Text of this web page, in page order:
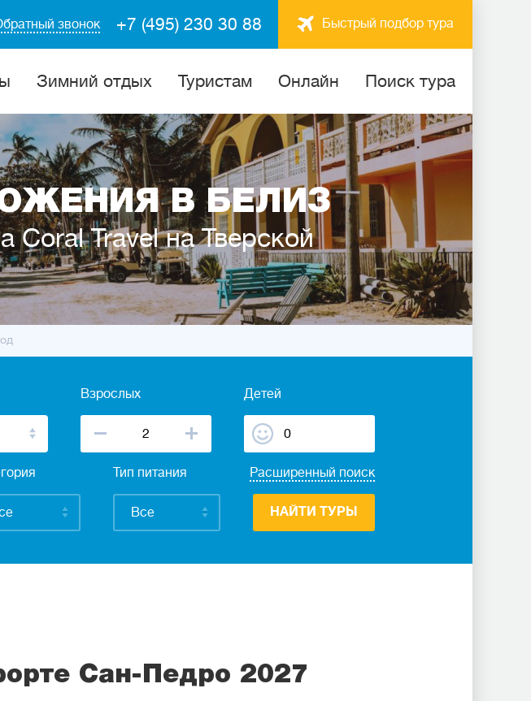
Быстрый подбор тура
+7 (495) 230 30 88
звонок
Зимний отдых Туристам Онлайн Поиск тура
В БЕЛИЗ
Coral Travel на Тверской
Взрослых Детей
Тип питания
Все
Расширенный поиск
НАЙТИ ТУРЫ
Сан-Педро 2027